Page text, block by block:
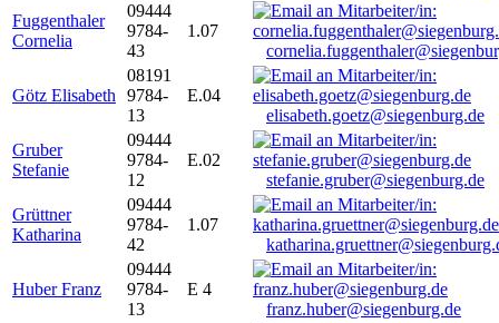
Fuggenthaler
Cornelia
09444
9784-
43
1.07
Götz Elisabeth
08191
9784-
13
E.04
elisabeth.goetz@siegenburg.de
Gruber
Stefanie
09444
9784-
12
E.02
stefanie.gruber@siegenburg.de
Grüttner
Katharina
09444
9784-
42
1.07
Huber Franz
09444
9784-
13
E 4
franz.huber@siegenburg.de